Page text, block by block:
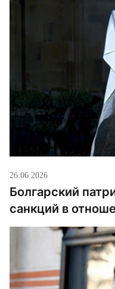
интересам Москвы»,
ПЦУ, то ее
26.06.2026
Болгарский
санкций в